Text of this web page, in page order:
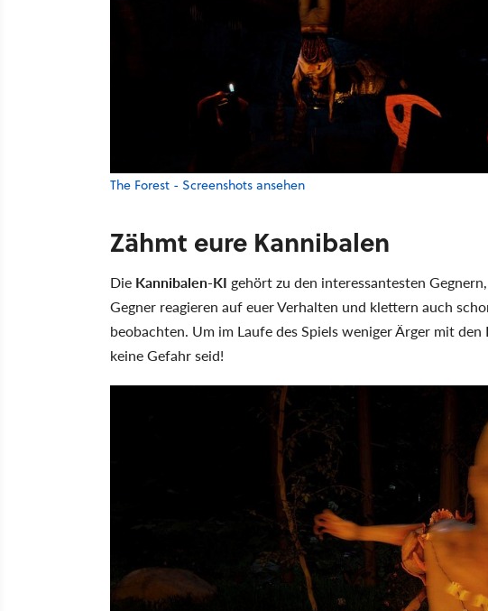
The Forest - Screenshots ansehen
Zähmt eure Kannibalen
Die Kannibalen-KI gehört zu den interessantesten
Gegner reagieren auf euer Verhalten und klettern auch
beobachten. Um im Laufe des Spiels weniger Ärger mit
keine Gefahr seid!